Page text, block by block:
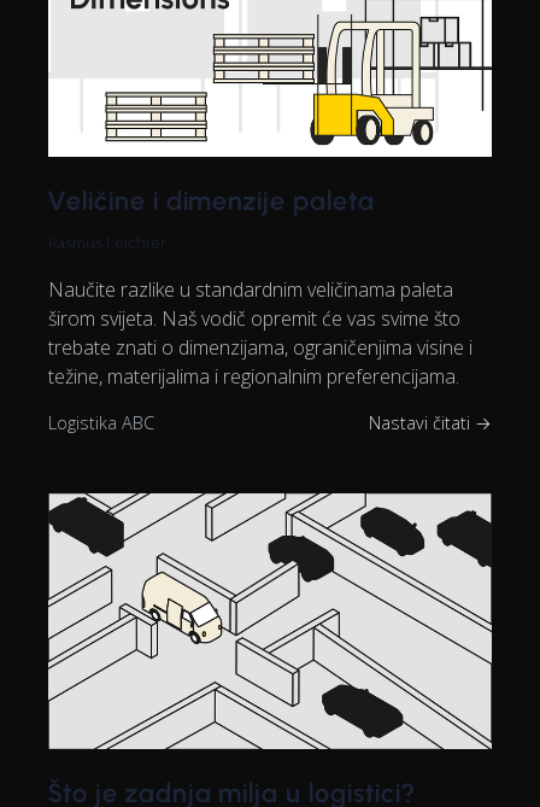
Veličine i dimenzije paleta
Rasmus Leichter
Naučite razlike u standardnim veličinama paleta
širom svijeta. Naš vodič opremit će vas svime što
trebate znati o dimenzijama, ograničenjima visine i
težine, materijalima i regionalnim preferencijama.
Logistika ABC Nastavi čitati →
Što je zadnja milja u logistici?